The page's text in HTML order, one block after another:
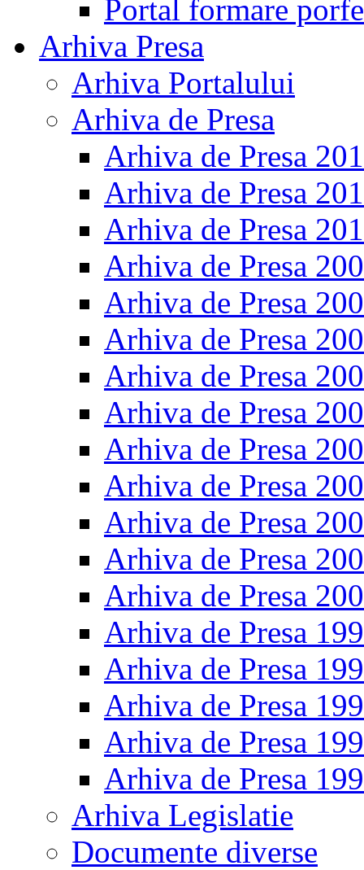
Portal formare
Arhiva Presa
Arhiva Portalului
Arhiva de Presa
Arhiva de Presa
Arhiva de Presa
Arhiva de Presa
Arhiva de Presa
Arhiva de Presa
Arhiva de Presa
Arhiva de Presa
Arhiva de Presa
Arhiva de Presa
Arhiva de Presa
Arhiva de Presa
Arhiva de Presa
Arhiva de Presa
Arhiva de Presa
Arhiva de Presa
Arhiva de Presa
Arhiva de Presa
Arhiva de Presa
Arhiva Legislatie
Documente diverse